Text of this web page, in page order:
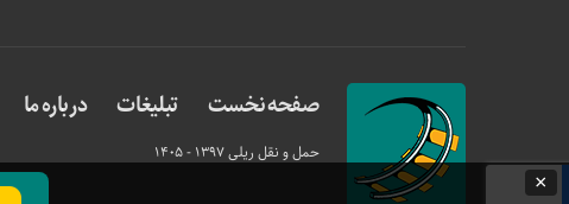
صفحه نخست تبلیغات درباره ما
حمل و نقل ریلی1397 - 1405
×